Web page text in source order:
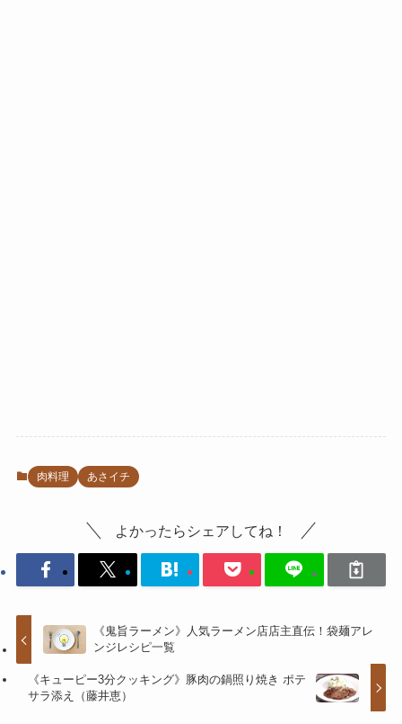
肉料理 あさイチ
よかったらシェアしてね！
《鬼旨ラーメン》人気ラーメン店店主直伝！袋麺アレ
ンジレシピ一覧
《キューピー3分クッキング》豚肉の鍋照り焼き ポテ
サラ添え（藤井恵）